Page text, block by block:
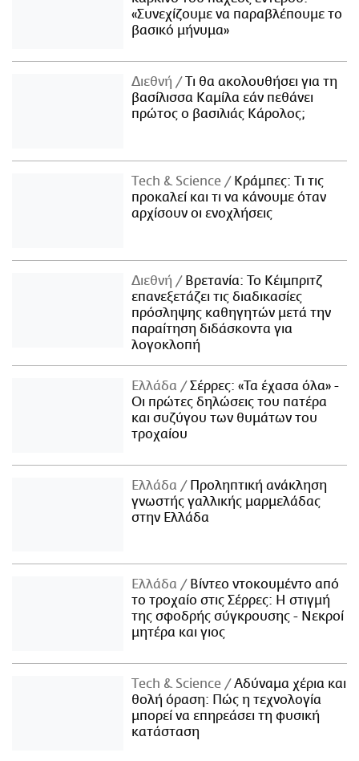
«Συνεχίζουμε να παραβλέπουμε το
βασικό μήνυμα»
Διεθνή
Τι θα ακολουθήσει για τη
βασίλισσα Καμίλα εάν πεθάνει
πρώτος ο βασιλιάς Κάρολος;
Τech & Science
Κράμπες: Τι τις
προκαλεί και τι να κάνουμε όταν
αρχίσουν οι ενοχλήσεις
Διεθνή
Βρετανία: Το Κέιμπριτζ
επανεξετάζει τις διαδικασίες
πρόσληψης καθηγητών μετά την
παραίτηση διδάσκοντα για
λογοκλοπή
Ελλάδα
Σέρρες: «Τα έχασα όλα» -
Οι πρώτες δηλώσεις του πατέρα
και συζύγου των θυμάτων του
τροχαίου
Ελλάδα
Προληπτική ανάκληση
γνωστής γαλλικής μαρμελάδας
στην Ελλάδα
Ελλάδα
Βίντεο ντοκουμέντο από
το τροχαίο στις Σέρρες: Η στιγμή
της σφοδρής σύγκρουσης - Νεκροί
μητέρα και γιος
Τech & Science
Αδύναμα χέρια και
θολή όραση: Πώς η τεχνολογία
μπορεί να επηρεάσει τη φυσική
κατάσταση